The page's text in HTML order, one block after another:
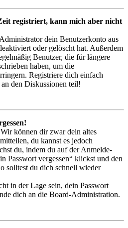
registriert, kann mich aber nicht
dein Benutzerkonto aus
oder gelöscht hat. Außerdem
Benutzer, die für längere
haben, um die
Registriere dich einfach
den Diskussionen teil!
können dir zwar dein altes
du kannst es jedoch
du, indem du auf der Anmelde-
Passwort vergessen“ klickst und den
solltest du dich schnell wieder
in der Lage sein, dein Passwort
dich an die Board-Administration.